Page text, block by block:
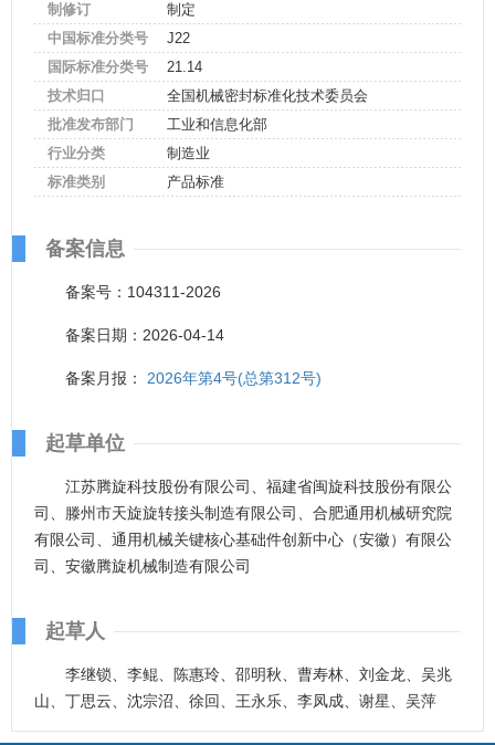
制修订
制定
中国标准分类号
J22
国际标准分类号
21.14
技术归口
全国机械密封标准化技术委员会
批准发布部门
工业和信息化部
行业分类
制造业
标准类别
产品标准
备案信息
备案号：104311-2026
备案日期：2026-04-14
备案月报： 2026年第4号(总第312号)
起草单位
江苏腾旋科技股份有限公司、福建省闽旋科技股份有限公
司、滕州市天旋旋转接头制造有限公司、合肥通用机械研究院
有限公司、通用机械关键核心基础件创新中心（安徽）有限公
司、安徽腾旋机械制造有限公司
起草人
李继锁、李鲲、陈惠玲、邵明秋、曹寿林、刘金龙、吴兆
山、丁思云、沈宗沼、徐回、王永乐、李凤成、谢星、吴萍